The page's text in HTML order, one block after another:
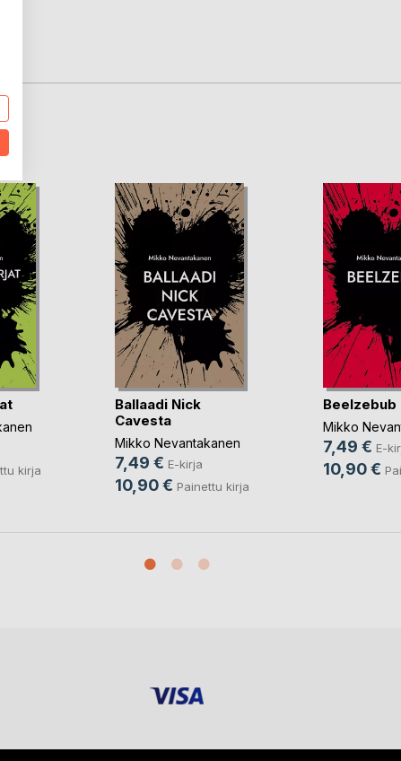
kirja
Ballaadi Nick
Cavesta
Mikko Nevantakanen
7,49 € E-kirja
10,90 € Painettu kirja
Beelzebub
Mikko
7,49 € E-
10,90 €